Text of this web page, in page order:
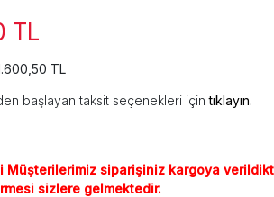
TL
TL
başlayan taksit seçenekleri içintıklayın.
Müşterilerimiz siparişiniz kargoya
sizlere gelmektedir.